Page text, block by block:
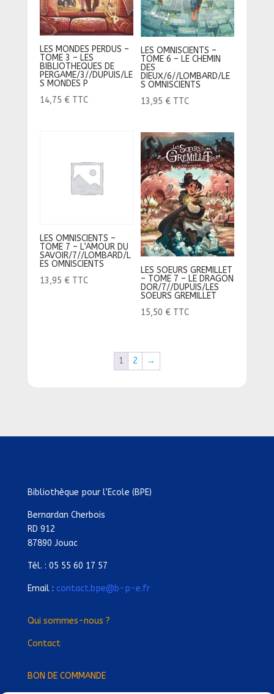
LES MONDES PERDUS –
TOME 3 – LES
BIBLIOTHEQUES DE
PERGAME/3//DUPUIS/LE
S MONDES P
14,75 € TTC
LES OMNISCIENTS –
TOME 6 – LE CHEMIN
DES
DIEUX/6//LOMBARD/LE
S OMNISCIENTS
13,95 € TTC
LES OMNISCIENTS –
TOME 7 – L’AMOUR DU
SAVOIR/7//LOMBARD/L
ES OMNISCIENTS
13,95 € TTC
LES SOEURS GREMILLET
– TOME 7 – LE DRAGON
DOR/7//DUPUIS/LES
SOEURS GREMILLET
15,50 € TTC
1 2 →
Bibliothèque pour l’Ecole (BPE)
Bernardan Cherbois
RD 912
87890 Jouac
Tél. : 05 55 60 17 57
Email : contact.bpe@b-p-e.fr
Qui sommes-nous ?
Contact
BON DE COMMANDE